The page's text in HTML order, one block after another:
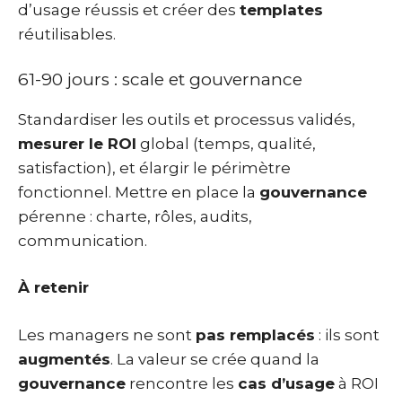
d’usage réussis et créer des templates
réutilisables.
61-90 jours : scale et gouvernance
Standardiser les outils et processus validés,
mesurer le ROI global (temps, qualité,
satisfaction), et élargir le périmètre
fonctionnel. Mettre en place la gouvernance
pérenne : charte, rôles, audits,
communication.
À retenir
Les managers ne sont pas remplacés : ils sont
augmentés. La valeur se crée quand la
gouvernance rencontre les cas d’usage à ROI